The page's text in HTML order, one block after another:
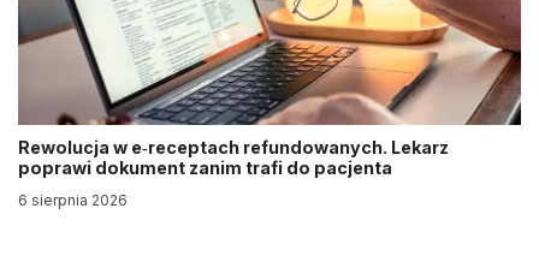
Rewolucja w e‑receptach refundowanych. Lekarz
poprawi dokument zanim trafi do pacjenta
6 sierpnia 2026